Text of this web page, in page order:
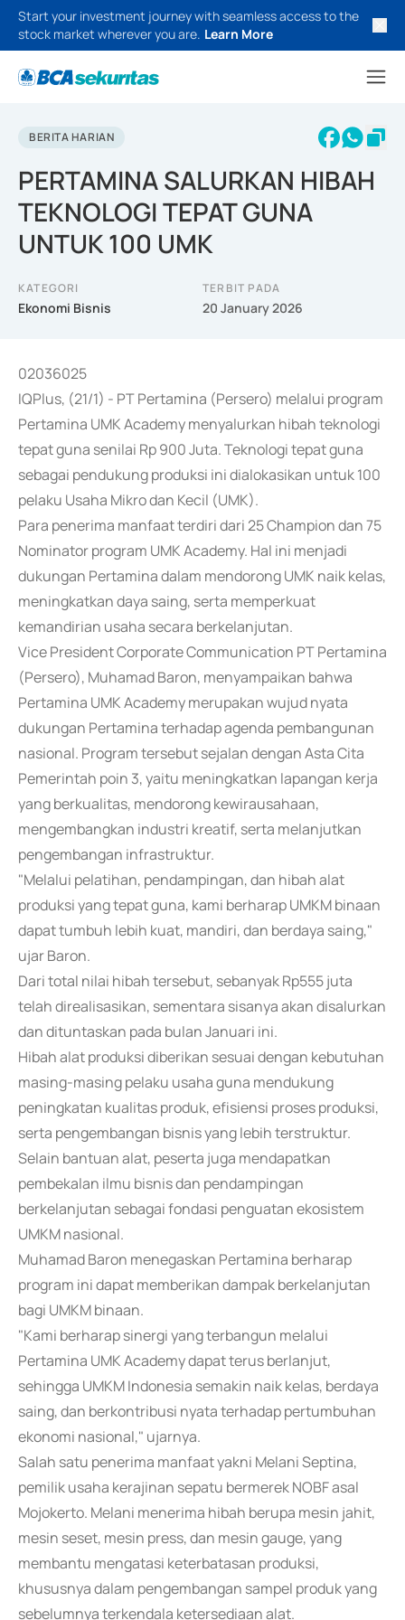
Start your investment journey with seamless access to the
stock market wherever you are. Learn More
BERITA HARIAN
PERTAMINA SALURKAN HIBAH
TEKNOLOGI TEPAT GUNA
UNTUK 100 UMK
KATEGORI
Ekonomi Bisnis
TERBIT PADA
20 January 2026
02036025
IQPlus, (21/1) - PT Pertamina (Persero) melalui program
Pertamina UMK Academy menyalurkan hibah teknologi
tepat guna senilai Rp 900 Juta. Teknologi tepat guna
sebagai pendukung produksi ini dialokasikan untuk 100
pelaku Usaha Mikro dan Kecil (UMK).
Para penerima manfaat terdiri dari 25 Champion dan 75
Nominator program UMK Academy. Hal ini menjadi
dukungan Pertamina dalam mendorong UMK naik kelas,
meningkatkan daya saing, serta memperkuat
kemandirian usaha secara berkelanjutan.
Vice President Corporate Communication PT Pertamina
(Persero), Muhamad Baron, menyampaikan bahwa
Pertamina UMK Academy merupakan wujud nyata
dukungan Pertamina terhadap agenda pembangunan
nasional. Program tersebut sejalan dengan Asta Cita
Pemerintah poin 3, yaitu meningkatkan lapangan kerja
yang berkualitas, mendorong kewirausahaan,
mengembangkan industri kreatif, serta melanjutkan
pengembangan infrastruktur.
"Melalui pelatihan, pendampingan, dan hibah alat
produksi yang tepat guna, kami berharap UMKM binaan
dapat tumbuh lebih kuat, mandiri, dan berdaya saing,"
ujar Baron.
Dari total nilai hibah tersebut, sebanyak Rp555 juta
telah direalisasikan, sementara sisanya akan disalurkan
dan dituntaskan pada bulan Januari ini.
Hibah alat produksi diberikan sesuai dengan kebutuhan
masing-masing pelaku usaha guna mendukung
peningkatan kualitas produk, efisiensi proses produksi,
serta pengembangan bisnis yang lebih terstruktur.
Selain bantuan alat, peserta juga mendapatkan
pembekalan ilmu bisnis dan pendampingan
berkelanjutan sebagai fondasi penguatan ekosistem
UMKM nasional.
Muhamad Baron menegaskan Pertamina berharap
program ini dapat memberikan dampak berkelanjutan
bagi UMKM binaan.
"Kami berharap sinergi yang terbangun melalui
Pertamina UMK Academy dapat terus berlanjut,
sehingga UMKM Indonesia semakin naik kelas, berdaya
saing, dan berkontribusi nyata terhadap pertumbuhan
ekonomi nasional," ujarnya.
Salah satu penerima manfaat yakni Melani Septina,
pemilik usaha kerajinan sepatu bermerek NOBF asal
Mojokerto. Melani menerima hibah berupa mesin jahit,
mesin seset, mesin press, dan mesin gauge, yang
membantu mengatasi keterbatasan produksi,
khususnya dalam pengembangan sampel produk yang
sebelumnya terkendala ketersediaan alat.